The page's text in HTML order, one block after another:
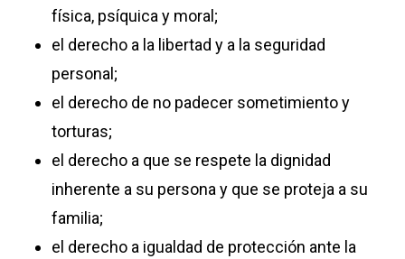
física, psíquica y moral;
el derecho a la libertad y a la seguridad
personal;
el derecho de no padecer sometimiento y
torturas;
el derecho a que se respete la dignidad
inherente a su persona y que se proteja a su
familia;
el derecho a igualdad de protección ante la